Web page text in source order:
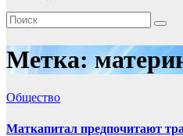
Метка:
Общество
Маткапитал предпочитают